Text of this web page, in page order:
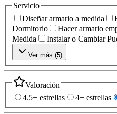
Servicio
Diseñar armario a medida
Dormitorio
Hacer armario
Medida
Instalar o Cambiar
Ver más (5)
Valoración
4.5+ estrellas
4+ estrellas